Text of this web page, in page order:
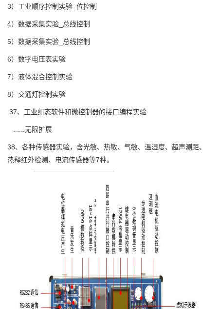
3）工业顺序控制实验_位控制
4）数据采集实验_总线控制
5）数据采集实验_总线控制
6）数字电压表实验
7）液体混合控制实验
8）交通灯控制实验
37、工业组态软件和微控制器的接口编程实验
......无限扩展
38、各种传感器实验，含光敏、热敏、气敏、温湿度、超声测距、
热释红外检测、电流传感器等7种。